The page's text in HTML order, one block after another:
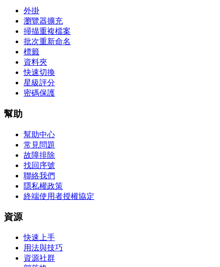
外掛
瀏覽器擴充
掃描重複檔案
批次重新命名
標籤
資料夾
快速切換
星級評分
密碼保護
幫助
幫助中心
常見問題
故障排除
找回序號
聯絡我們
隱私權政策
終端使用者授權協定
資源
快速上手
用法與技巧
資源社群